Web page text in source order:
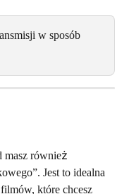
w sposób
masz również
Jest to idealna
które chcesz